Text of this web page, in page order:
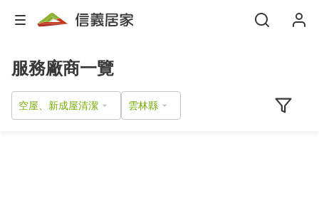
服務廠商一覽
空屋、新成屋清潔